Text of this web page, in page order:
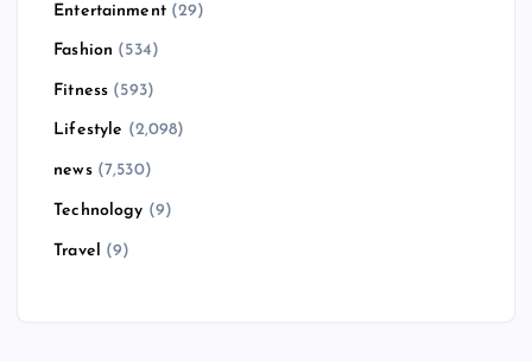
Entertainment(29)
Fashion (534)
Fitness (593)
Lifestyle (2,098)
news(7,530)
Technology (9)
Travel (9)